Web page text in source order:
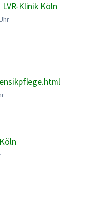
Klinik Köln